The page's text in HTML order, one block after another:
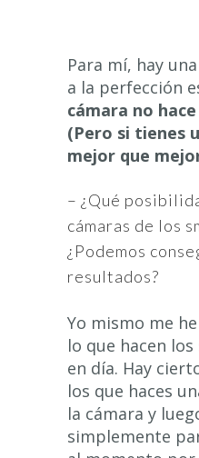
Para mí, hay
a la perfección
cámara no
(Pero si tienes
mejor que
– ¿Qué
cámaras de los
¿Podemos
resultados?
Yo mismo me he
lo que hacen
en día. Hay
los que haces
la cámara y
simplemente